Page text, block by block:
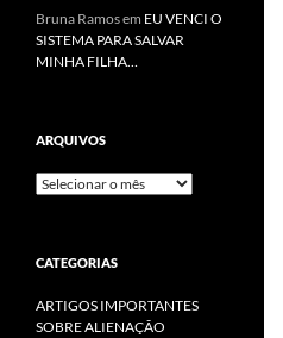
Bruna Ramosem EU VENCI O
SISTEMA PARA SALVAR
MINHA FILHA…
ARQUIVOS
Arquivos
CATEGORIAS
ARTIGOS IMPORTANTES
SOBRE ALIENAÇÃO